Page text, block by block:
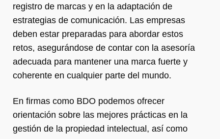
registro de marcas y en la adaptación de
estrategias de comunicación. Las empresas
deben estar preparadas para abordar estos
retos, asegurándose de contar con la asesoría
adecuada para mantener una marca fuerte y
coherente en cualquier parte del mundo.
En firmas como BDO podemos ofrecer
orientación sobre las mejores prácticas en la
gestión de la propiedad intelectual, así como